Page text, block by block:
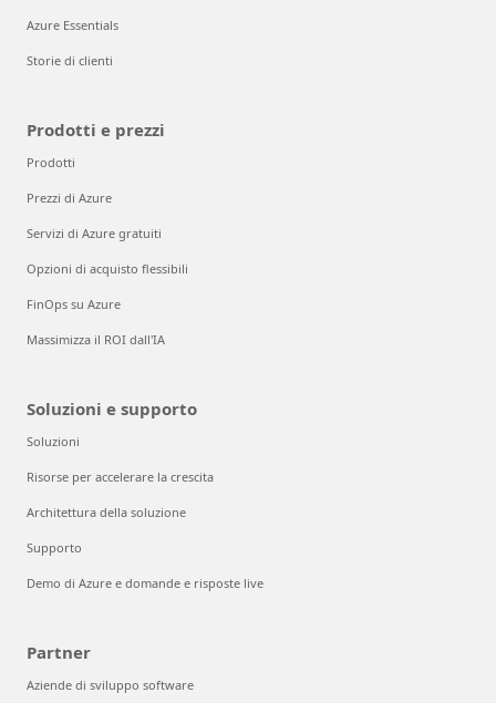
Azure Essentials
Storie di clienti
Prodotti e prezzi
Prodotti
Prezzi di Azure
Servizi di Azure gratuiti
Opzioni di acquisto flessibili
FinOps su Azure
Massimizza il ROI dall'IA
Soluzioni e supporto
Soluzioni
Risorse per accelerare la crescita
Architettura della soluzione
Supporto
Demo di Azure e domande e risposte live
Partner
Aziende di sviluppo software